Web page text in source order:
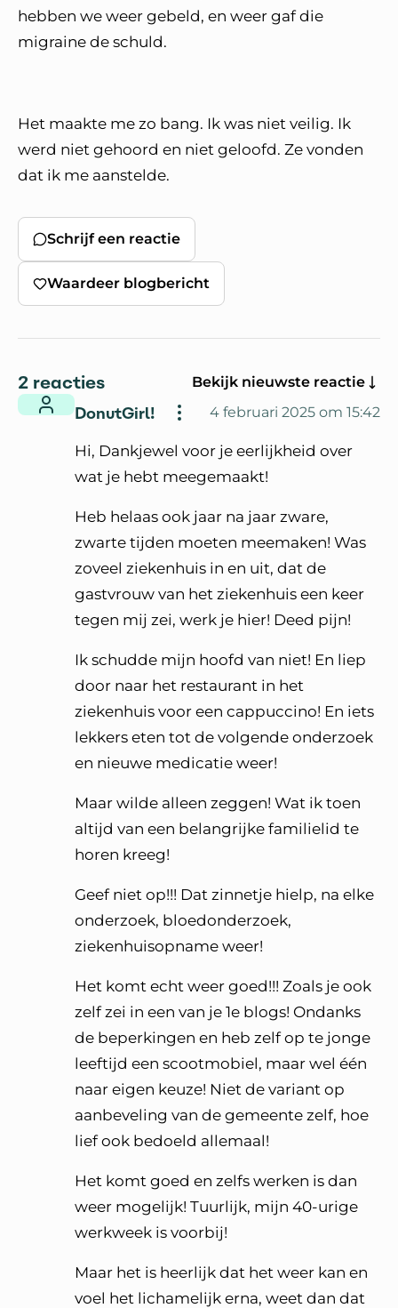
hebben we weer gebeld, en weer gaf die
migraine de schuld.
Het maakte me zo bang. Ik was niet veilig. Ik
werd niet gehoord en niet geloofd. Ze vonden
dat ik me aanstelde.
Schrijf een reactie
Waardeer blogbericht
2 reacties Bekijk nieuwste reactie
DonutGirl! 4 februari 2025 om 15:42
Hi, Dankjewel voor je eerlijkheid over
wat je hebt meegemaakt!
Heb helaas ook jaar na jaar zware,
zwarte tijden moeten meemaken! Was
zoveel ziekenhuis in en uit, dat de
gastvrouw van het ziekenhuis een keer
tegen mij zei, werk je hier! Deed pijn!
Ik schudde mijn hoofd van niet! En liep
door naar het restaurant in het
ziekenhuis voor een cappuccino! En iets
lekkers eten tot de volgende onderzoek
en nieuwe medicatie weer!
Maar wilde alleen zeggen! Wat ik toen
altijd van een belangrijke familielid te
horen kreeg!
Geef niet op!!! Dat zinnetje hielp, na elke
onderzoek, bloedonderzoek,
ziekenhuisopname weer!
Het komt echt weer goed!!! Zoals je ook
zelf zei in een van je 1e blogs! Ondanks
de beperkingen en heb zelf op te jonge
leeftijd een scootmobiel, maar wel één
naar eigen keuze! Niet de variant op
aanbeveling van de gemeente zelf, hoe
lief ook bedoeld allemaal!
Het komt goed en zelfs werken is dan
weer mogelijk! Tuurlijk, mijn 40-urige
werkweek is voorbij!
Maar het is heerlijk dat het weer kan en
voel het lichamelijk erna, weet dan dat